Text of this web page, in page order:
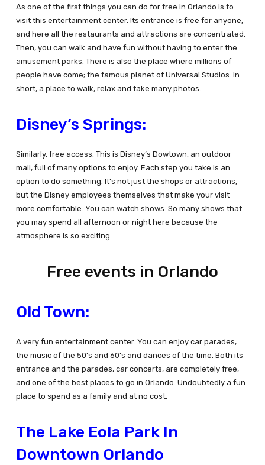
As one of the first things you can do for free in Orlando is to
visit this entertainment center. Its entrance is free for anyone,
and here all the restaurants and attractions are concentrated.
Then, you can walk and have fun without having to enter the
amusement parks. There is also the place where millions of
people have come; the famous planet of Universal Studios. In
short, a place to walk, relax and take many photos.
Disney’s Springs:
Similarly, free access. This is Disney’s Dowtown, an outdoor
mall, full of many options to enjoy. Each step you take is an
option to do something. It’s not just the shops or attractions,
but the Disney employees themselves that make your visit
more comfortable. You can watch shows. So many shows that
you may spend all afternoon or night here because the
atmosphere is so exciting.
Free events in Orlando
Old Town:
A very fun entertainment center. You can enjoy car parades,
the music of the 50’s and 60’s and dances of the time. Both its
entrance and the parades, car concerts, are completely free,
and one of the best places to go in Orlando. Undoubtedly a fun
place to spend as a family and at no cost.
The Lake Eola Park In
Downtown Orlando